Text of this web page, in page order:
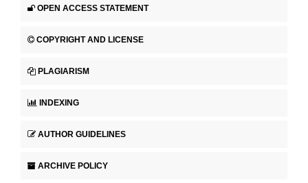
OPEN ACCESS STATEMENT
COPYRIGHT AND LICENSE
PLAGIARISM
INDEXING
AUTHOR GUIDELINES
ARCHIVE POLICY